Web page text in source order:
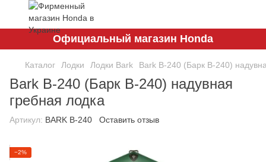
Официальный магазин Honda
Каталог Лодки Лодки Bark Bark B-240 (Барк В-240)
Bark B-240 (Барк В-240) надувная
гребная лодка
Артикул: BARK B-240 Оставить отзыв
−2%